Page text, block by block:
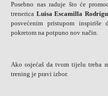
Posebno nas raduje što će
trenerica Luisa Escamilla
posvećenim pristupom
pokretom na potpuno nov način.
Ako osjećaš da tvom tijelu treba
trening je pravi izbor.